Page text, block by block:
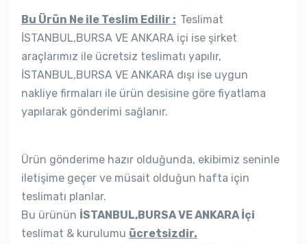
Bu Ürün Ne ile Teslim Edilir : Teslimat
İSTANBUL,BURSA VE ANKARA içi ise şirket
araçlarımız ile ücretsiz teslimatı yapılır,
İSTANBUL,BURSA VE ANKARA dışı ise uygun
nakliye firmaları ile ürün desisine göre fiyatlama
yapılarak gönderimi sağlanır.
Ürün gönderime hazır olduğunda, ekibimiz seninle
iletişime geçer ve müsait olduğun hafta için
teslimatı planlar.
Bu ürünün İSTANBUL,BURSA VE ANKARA İçi
teslimat & kurulumu ücretsizdir.